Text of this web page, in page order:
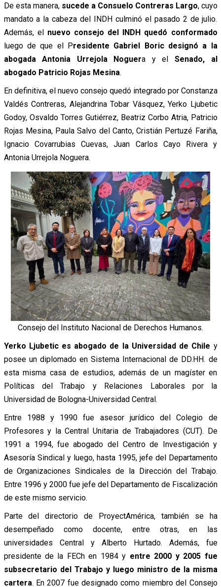
De esta manera, sucede a Consuelo Contreras Largo, cuyo
mandato a la cabeza del INDH culminó el pasado 2 de julio.
Además, elnuevo consejo del INDH quedó conformado
luego de que el Presidente Gabriel Boric designó a la
abogada Antonia Urrejola Noguera y el Senado, al
abogado Patricio Rojas Mesina.
En definitiva, el nuevo consejo quedó integrado por Constanza
Valdés Contreras, Alejandrina Tobar Vásquez, Yerko Ljubetic
Godoy, Osvaldo Torres Gutiérrez, Beatriz Corbo Atria, Patricio
Rojas Mesina, Paula Salvo del Canto, Cristián Pertuzé Fariña,
Ignacio Covarrubias Cuevas, Juan Carlos Cayo Rivera y
Antonia Urrejola Noguera.
Consejo del Instituto Nacional de Derechos Humanos.
Yerko Ljubetic es abogado de la Universidad de Chile y
posee un diplomado en Sistema Internacional de DD.HH. de
esta misma casa de estudios, además de un magíster en
Políticas del Trabajo y Relaciones Laborales por la
Universidad de Bologna-Universidad Central.
Entre 1988 y 1990 fue asesor jurídico del Colegio de
Profesores y la Central Unitaria de Trabajadores (CUT). De
1991 a 1994, fue abogado del Centro de Investigación y
Asesoría Sindical y luego, hasta 1995, jefe del Departamento
de Organizaciones Sindicales de la Dirección del Trabajo.
Entre 1996 y 2000 fue jefe del Departamento de Fiscalización
de este mismo servicio.
Parte del directorio de ProyectAmérica, también se ha
desempeñado como docente, entre otras, en las
universidades Central y Alberto Hurtado. Además, fue
presidente de la FECh en 1984 y entre 2000 y 2005 fue
subsecretario del Trabajo y luego ministro de la misma
cartera. En 2007 fue designado como miembro del Consejo